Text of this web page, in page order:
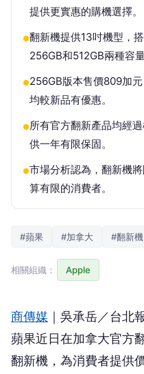
提供更實惠的購機選擇。
●翻新機提供13吋機型，
256GB和512GB兩種容量
●256GB版本售價809加
均較新品有優惠。
●所有官方翻新產品均經
供一年有限保固。
●市場分析認為，翻新機
算有限的消費者。
#蘋果 #加拿大 #翻新機
相關組織： Apple
商傳媒 ｜吳承岳／台北
蘋果近日在加拿大官方
翻新機，為消費者提供